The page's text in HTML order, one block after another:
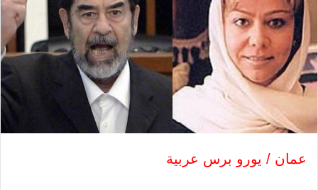
عمان / يورو برس عربية